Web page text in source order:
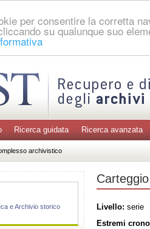
per consentire la corretta
su qualunque suo
Ricerca guidata Ricerca avanzata
archivistico
e Archivio storico
Carteggio
Livello: serie
Estremi